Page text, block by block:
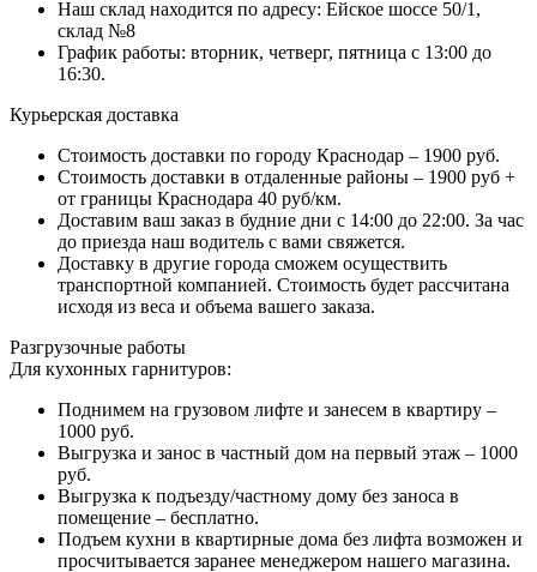
Наш склад находится по адресу: Ейское шоссе 50/1,
склад №8
График работы: вторник, четверг, пятница с 13:00 до
16:30.
Курьерская доставка
Стоимость доставки по городу Краснодар – 1900 руб.
Стоимость доставки в отдаленные районы – 1900 руб +
от границы Краснодара 40 руб/км.
Доставим ваш заказ в будние дни с 14:00 до 22:00. За час
до приезда наш водитель с вами свяжется.
Доставку в другие города сможем осуществить
транспортной компанией. Стоимость будет рассчитана
исходя из веса и объема вашего заказа.
Разгрузочные работы
Для кухонных гарнитуров:
Поднимем на грузовом лифте и занесем в квартиру –
1000 руб.
Выгрузка и занос в частный дом на первый этаж – 1000
руб.
Выгрузка к подъезду/частному дому без заноса в
помещение – бесплатно.
Подъем кухни в квартирные дома без лифта возможен и
просчитывается заранее менеджером нашего магазина.